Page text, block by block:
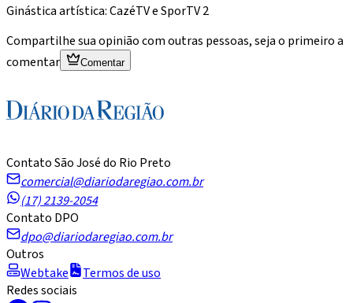
Ginástica artística: CazéTV e SporTV 2
Compartilhe sua opinião com outras pessoas, seja o primeiro a
comentar
Comentar
Contato São José do Rio Preto
comercial@diariodaregiao.com.br
(17) 2139-2054
Contato DPO
dpo@diariodaregiao.com.br
Outros
Webtake
Termos de uso
Redes sociais